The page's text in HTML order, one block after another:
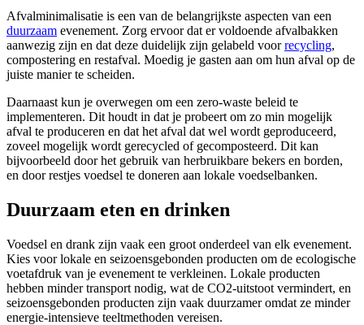
Afvalminimalisatie is een van de belangrijkste aspecten van een
duurzaam evenement. Zorg ervoor dat er voldoende afvalbakken
aanwezig zijn en dat deze duidelijk zijn gelabeld voorrecycling,
compostering en restafval. Moedig je gasten aan om hun afval op de
juiste manier te scheiden.
Daarnaast kun je overwegen om een zero-waste beleid te
implementeren. Dit houdt in dat je probeert om zo min mogelijk
afval te produceren en dat het afval dat wel wordt geproduceerd,
zoveel mogelijk wordt gerecycled of gecomposteerd. Dit kan
bijvoorbeeld door het gebruik van herbruikbare bekers en borden,
en door restjes voedsel te doneren aan lokale voedselbanken.
Duurzaam eten en drinken
Voedsel en drank zijn vaak een groot onderdeel van elk evenement.
Kies voor lokale en seizoensgebonden producten om de ecologische
voetafdruk van je evenement te verkleinen. Lokale producten
hebben minder transport nodig, wat de CO2-uitstoot vermindert, en
seizoensgebonden producten zijn vaak duurzamer omdat ze minder
energie-intensieve teeltmethoden vereisen.